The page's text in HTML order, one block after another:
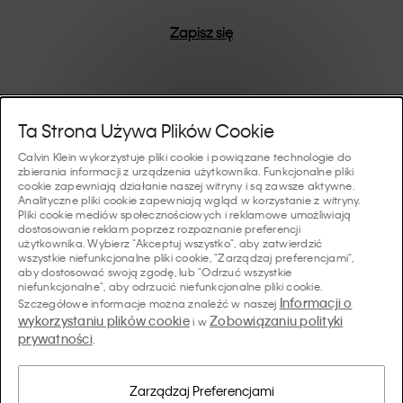
Zapisz się
Pomoc I Wsparcie
FAQ
Status zamówienia
Zamówienia i Dostawa
Zwroty i Zwroty Pieniędzy
Płatności
Tabela Rozmiarów
Kolekcje
#MYCALVINS
Calvin Klein Collection
Calvin Klein Underwear
Calvin Klein Sport
Wskazówki I Poradniki
Przewodnik po bieliźnie damskiej
Przewodnik po bieliźnie męskiej
Przewodnik po krojach jeansów damskich
O Nas
O Marce Calvin Klein
Dane Firmy
Język/ Kraj
Ta Strona Używa Plików Cookie
Calvin Klein wykorzystuje pliki cookie i powiązane technologie do
zbierania informacji z urządzenia użytkownika. Funkcjonalne pliki
cookie zapewniają działanie naszej witryny i są zawsze aktywne.
Analityczne pliki cookie zapewniają wgląd w korzystanie z witryny.
Pliki cookie mediów społecznościowych i reklamowe umożliwiają
dostosowanie reklam poprzez rozpoznanie preferencji
użytkownika. Wybierz "Akceptuj wszystko", aby zatwierdzić
wszystkie niefunkcjonalne pliki cookie, "Zarządzaj preferencjami",
aby dostosować swoją zgodę, lub "Odrzuć wszystkie
niefunkcjonalne", aby odrzucić niefunkcjonalne pliki cookie.
Szczegółowe informacje można znaleźć w naszej Informacji o
wykorzystaniu plików cookiei wZobowiązaniu polityki
prywatności.
Zarządzaj Preferencjami